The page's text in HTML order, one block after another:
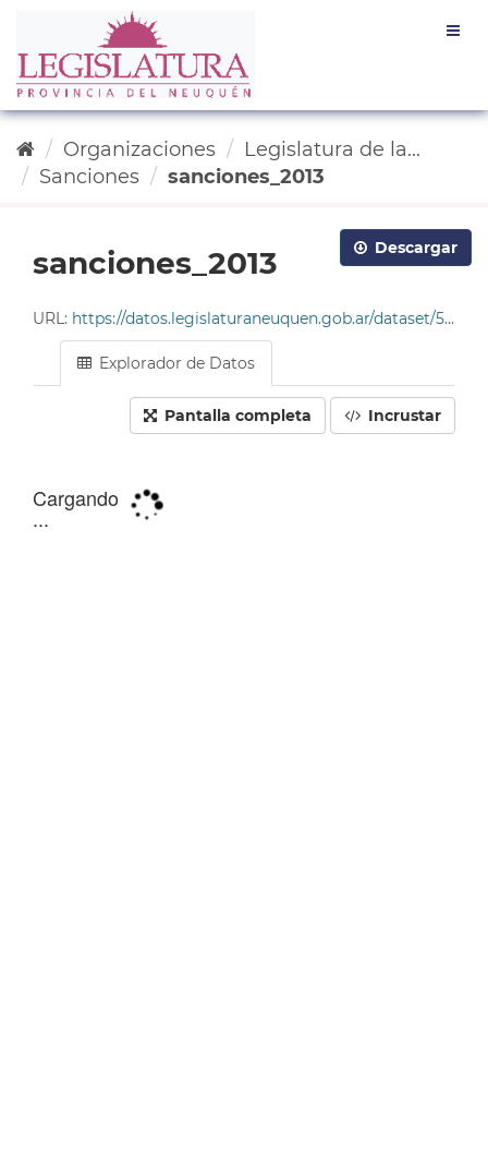
contenido
Organizaciones
Legislatura de la...
Sanciones
sanciones_2013
Descargar
sanciones_2013
URL: https://datos.legislaturaneuquen.gob.ar/dataset/585c96da-4678-49cf-9ddc-e2c93214563b/resource/ad9230f7-de01-4412-b1ee-a4e44e379618/download/tabla_sanciones_2013.csv
Explorador de Datos
Pantalla completa Incrustar